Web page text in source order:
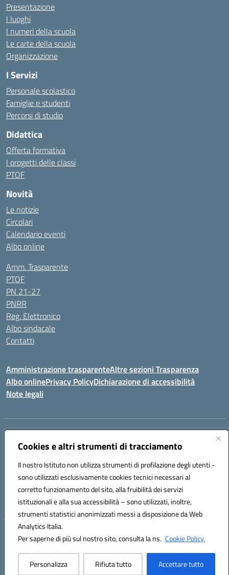
Cookies e altri strumenti di tracciamento
Il nostro Istituto non utilizza strumenti di profilazione degli utenti -
sono utilizzati esclusivamente cookies tecnici necessari al
corretto funzionamento del sito, alla fruibilità dei servizi
istituzionali e alla sua accessibilità – sono utilizzati, inoltre,
strumenti statistici anonimizzati messi a disposizione da Web
Analytics Italia.
Per saperne di più sul nostro sito, consulta la ns. Cookie Policy.
Personalizza Rifiuta tutto Accettare tutto
Presentazione
I luoghi
I numeri della scuola
Le carte della scuola
Organizzazione
I Servizi
Personale scolastico
Famiglie e studenti
Percorsi di studio
Didattica
Offerta formativa
I progetti delle classi
PTOF
Novità
Le notizie
Circolari
Calendario eventi
Albo online
Amm. Trasparente
PTOF
PN 21-27
PNRR
Reg. Elettronico
Albo sindacale
Contatti
Amministrazione trasparenteAltre sezioni Trasparenza
Albo onlinePrivacy PolicyDichiarazione di accessibilità
Note legali
Indirizzo:
Centralino:0923714186 Email:tpvc050004@istruzione.it
Codice fiscale: 91042910819
Codice meccanografico:
TPVC050004
Codice Indice delle Pubbliche Amministrazioni (IPA): istsc_tpvc050004
Hosting & Powered by 3D Solution S.r.l.
Concept & Design by Designers Italia